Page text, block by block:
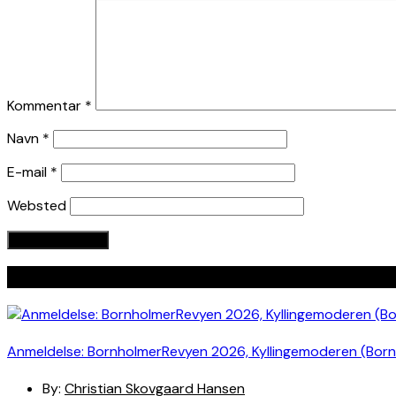
Kommentar *
Navn *
E-mail *
Websted
Anmeldelse: BornholmerRevyen 2026, Kyllingemoderen
By: Christian Skovgaard Hansen